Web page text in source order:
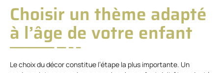
Choisir un thème adapté
à l’âge de votre enfant
Le choix du décor constitue l’étape la plus importante. Un